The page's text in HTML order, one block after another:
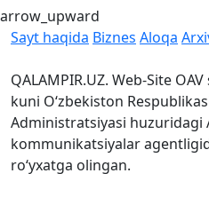
arrow_upward
Sayt haqida Biznes Aloqa
QALAMPIR.UZ. Web-Site
kuni O‘zbekiston
Administratsiyasi huzuridagi
kommunikatsiyalar
ro‘yxatga olingan.